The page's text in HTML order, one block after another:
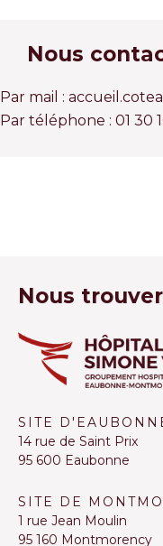
Nous
Par mail :
Par téléphone : 01 30
Nous trouver
SITE
14 rue de Saint Prix
95 600 Eaubonne
SITE DE
1 rue Jean Moulin
95 160 Montmorency